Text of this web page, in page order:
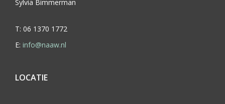
Sylvia Bimmerman
T: 06 1370 1772
E: info@naaw.nl
LOCATIE